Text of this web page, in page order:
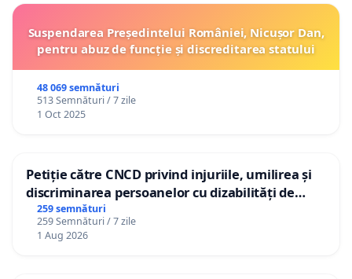
Suspendarea Președintelui României, Nicușor Dan,
pentru abuz de funcție și discreditarea statului
48 069 semnături
513 Semnături / 7 zile
1 Oct 2025
Petiție către CNCD privind injuriile, umilirea și
discriminarea persoanelor cu dizabilități de
către utilizatorul TikTok „Gorici”
259 semnături
259 Semnături / 7 zile
1 Aug 2026